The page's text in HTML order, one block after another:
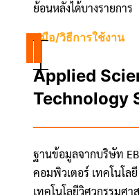
ย้อนหลังได้บางรายการ
คู่มือ/วิธีการใช้งาน
Applied
Technology
ฐานข้อมูลจากบริษัท
คอมพิวเตอร์ เทคโนโล
เทคโนโลยีวิศวกรรมศ